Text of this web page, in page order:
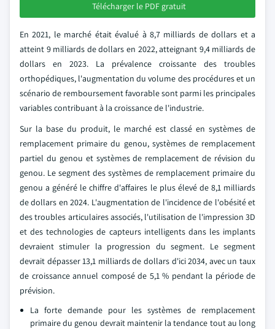
Télécharger le PDF gratuit
En 2021, le marché était évalué à 8,7 milliards de dollars et a
atteint 9 milliards de dollars en 2022, atteignant 9,4 milliards de
dollars en 2023. La prévalence croissante des troubles
orthopédiques, l'augmentation du volume des procédures et un
scénario de remboursement favorable sont parmi les principales
variables contribuant à la croissance de l'industrie.
Sur la base du produit, le marché est classé en systèmes de
remplacement primaire du genou, systèmes de remplacement
partiel du genou et systèmes de remplacement de révision du
genou. Le segment des systèmes de remplacement primaire du
genou a généré le chiffre d'affaires le plus élevé de 8,1 milliards
de dollars en 2024. L'augmentation de l'incidence de l'obésité et
des troubles articulaires associés, l'utilisation de l'impression 3D
et des technologies de capteurs intelligents dans les implants
devraient stimuler la progression du segment. Le segment
devrait dépasser 13,1 milliards de dollars d'ici 2034, avec un taux
de croissance annuel composé de 5,1 % pendant la période de
prévision.
La forte demande pour les systèmes de remplacement
primaire du genou devrait maintenir la tendance tout au long